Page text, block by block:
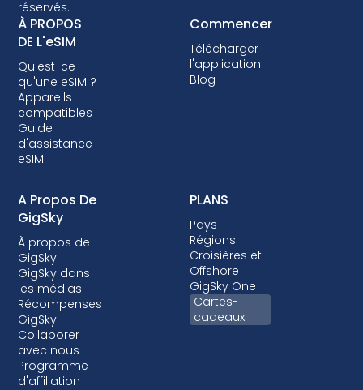
avant d'opter pour un plan de données eSIM.
Certains opérateurs peuvent également
verrouiller votre appareil, vous empêchant
ainsi d'utiliser les eSIM. Bien que le verrouillage
ne soit pas autorisé dans la plupart des pays,
lorsqu'il l'est, c'est presque toujours dans le
cadre d'un forfait post-payé où votre
appareil est financé.
réservés.
À PROPOS
DE L'eSIM
Qu'est-ce
qu'une eSIM ?
Appareils
compatibles
Guide
d'assistance
eSIM
Commencer
Télécharger
l'application
Blog
A Propos De
GigSky
À propos de
GigSky
GigSky dans
les médias
Récompenses
GigSky
Collaborer
avec nous
Programme
d'affiliation
PLANS
Pays
Régions
Croisières et
Offshore
GigSky One
Cartes-
cadeaux